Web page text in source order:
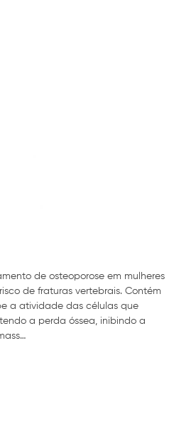
de osteoporose em mulheres
de fraturas vertebrais. Contém
a atividade das células que
a perda óssea, inibindo a